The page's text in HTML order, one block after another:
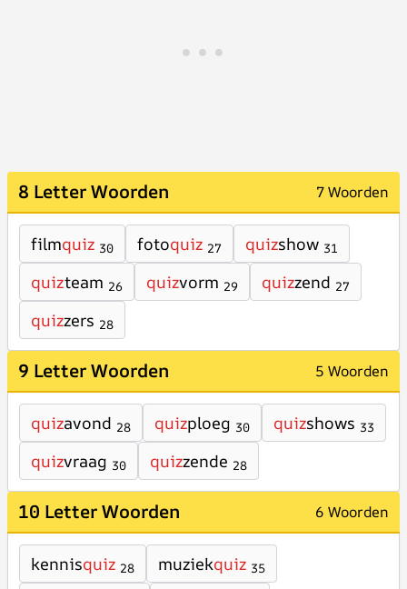
8 Letter Woorden 7 Woorden
filmquiz 30 fotoquiz 27 quizshow 31
quizteam 26 quizvorm 29 quizzend 27
quizzers 28
9 Letter Woorden 5 Woorden
quizavond 28 quizploeg 30 quizshows 33
quizvraag 30 quizzende 28
10 Letter Woorden 6 Woorden
kennisquiz 28 muziekquiz 35